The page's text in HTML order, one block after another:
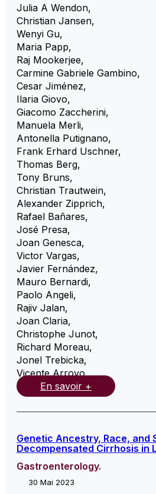
Julia A Wendon,
Christian Jansen,
Wenyi Gu,
Maria Papp,
Raj Mookerjee,
Carmine Gabriele Gambino,
Cesar Jiménez,
Ilaria Giovo,
Giacomo Zaccherini,
Manuela Merli,
Antonella Putignano,
Frank Erhard Uschner,
Thomas Berg,
Tony Bruns,
Christian Trautwein,
Alexander Zipprich,
Rafael Bañares,
José Presa,
Joan Genesca,
Victor Vargas,
Javier Fernández,
Mauro Bernardi,
Paolo Angeli,
Rajiv Jalan,
Joan Claria,
Christophe Junot,
Richard Moreau,
Jonel Trebicka,
Vicente Arroyo,
En savoir +
Genetic Ancestry, Race, and
Decompensated Cirrhosis in
Gastroenterology.
30 Mai 2023